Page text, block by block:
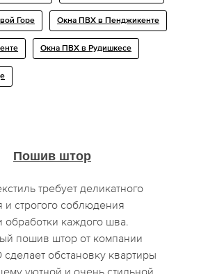
Горе Окна ПВХ в Пенджикенте
Окна ПВХ в Рудишкесе
Пошив штор
требует деликатного
строгого соблюдения
обработки каждого шва.
пошив штор от компании
сделает обстановку квартиры